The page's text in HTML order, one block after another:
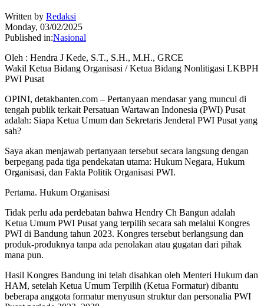
Written by Redaksi
Monday, 03/02/2025
Published in:Nasional
Oleh : Hendra J Kede, S.T., S.H., M.H., GRCE
Wakil Ketua Bidang Organisasi / Ketua Bidang Nonlitigasi LKBPH
PWI Pusat
OPINI, detakbanten.com – Pertanyaan mendasar yang muncul di
tengah publik terkait Persatuan Wartawan Indonesia (PWI) Pusat
adalah: Siapa Ketua Umum dan Sekretaris Jenderal PWI Pusat yang
sah?
Saya akan menjawab pertanyaan tersebut secara langsung dengan
berpegang pada tiga pendekatan utama: Hukum Negara, Hukum
Organisasi, dan Fakta Politik Organisasi PWI.
Pertama. Hukum Organisasi
Tidak perlu ada perdebatan bahwa Hendry Ch Bangun adalah
Ketua Umum PWI Pusat yang terpilih secara sah melalui Kongres
PWI di Bandung tahun 2023. Kongres tersebut berlangsung dan
produk-produknya tanpa ada penolakan atau gugatan dari pihak
mana pun.
Hasil Kongres Bandung ini telah disahkan oleh Menteri Hukum dan
HAM, setelah Ketua Umum Terpilih (Ketua Formatur) dibantu
beberapa anggota formatur menyusun struktur dan personalia PWI